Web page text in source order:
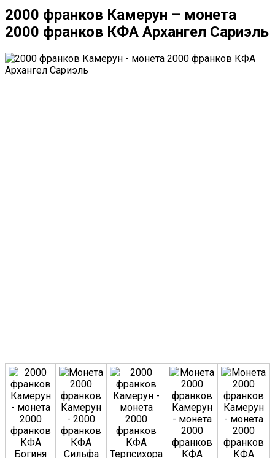
2000 франков Камерун – монета
2000 франков КФА Архангел Сариэль